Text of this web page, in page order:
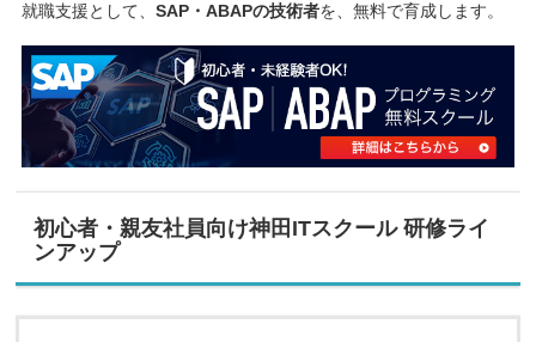
就職支援として、SAP・ABAPの技術者を、無料で育成します。
初心者・親友社員向け神田ITスクール 研修ライ
ンアップ